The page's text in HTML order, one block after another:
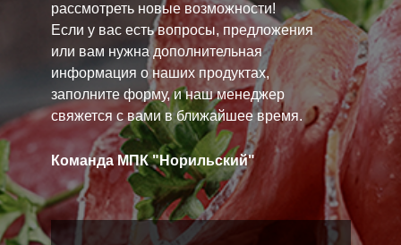
рассмотреть новые возможности!
Если у вас есть вопросы, предложения
или вам нужна дополнительная
информация о наших продуктах,
заполните форму, и наш менеджер
свяжется с вами в ближайшее время.
Команда МПК "Норильский"